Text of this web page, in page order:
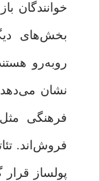
خوانندگان
بخش‌های
روبه‌رو
نشان
فرهنگی
فروش‌اند.
پولساز قرار